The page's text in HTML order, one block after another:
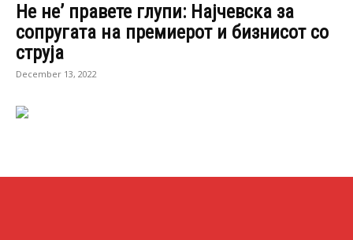
Не не’ правете глупи: Најчевска за
сопругата на премиерот и бизнисот со
струја
December 13, 2022